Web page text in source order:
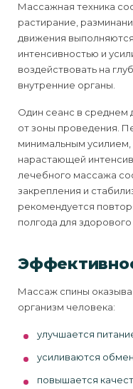
Массажная техника
растирание,
движения
интенсивностью и
воздействовать на
внутренние органы.
Один сеанс в среднем
от зоны проведения.
минимальным
нарастающей
лечебного массажа
закрепления и
рекомендуется
полгода для здорового
Массаж спины
организм человека:
улучшается
усиливаются
повышается